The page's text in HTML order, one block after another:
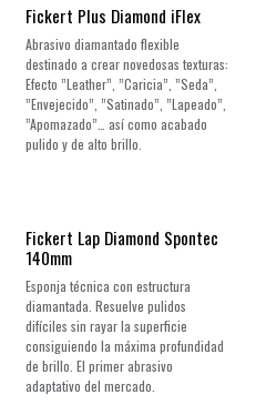
Fickert Plus Diamond iFlex
Abrasivo diamantado flexible
destinado a crear novedosas texturas:
Efecto ”Leather”, ”Caricia”, ”Seda”,
”Envejecido”, ”Satinado”, ”Lapeado”,
”Apomazado”… así como acabado
pulido y de alto brillo.
¡Nuevo!
Fickert Lap Diamond Spontec
140mm
Esponja técnica con estructura
diamantada. Resuelve pulidos
difíciles sin rayar la superficie
consiguiendo la máxima profundidad
de brillo. El primer abrasivo
adaptativo del mercado.